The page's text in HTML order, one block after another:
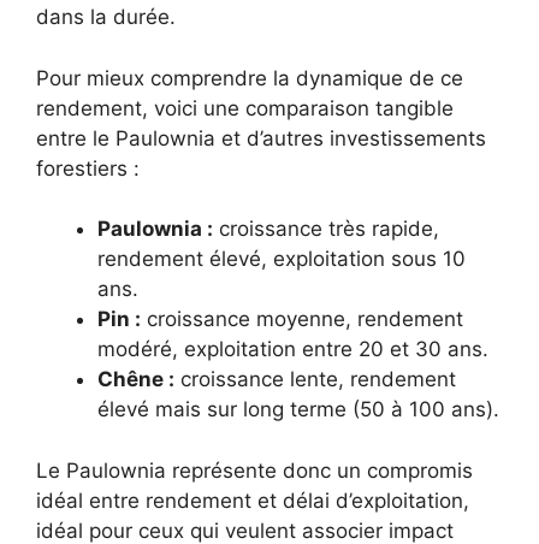
dans la durée.
Pour mieux comprendre la dynamique de ce
rendement, voici une comparaison tangible
entre le Paulownia et d’autres investissements
forestiers :
Paulownia : croissance très rapide,
rendement élevé, exploitation sous 10
ans.
Pin : croissance moyenne, rendement
modéré, exploitation entre 20 et 30 ans.
Chêne : croissance lente, rendement
élevé mais sur long terme (50 à 100 ans).
Le Paulownia représente donc un compromis
idéal entre rendement et délai d’exploitation,
idéal pour ceux qui veulent associer impact